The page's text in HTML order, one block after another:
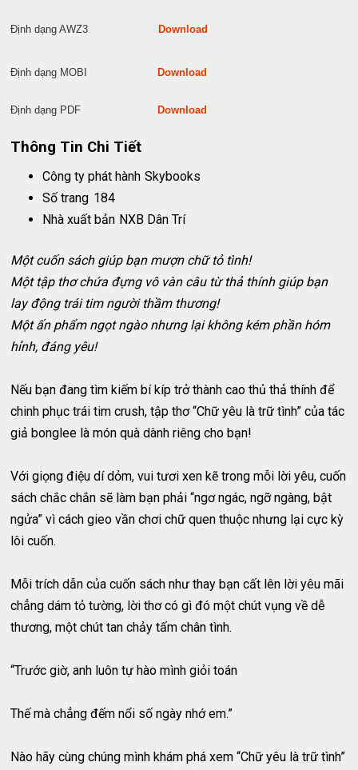
Định dạng AWZ3 Download
Định dạng MOBI Download
Định dạng PDF Download
Thông Tin Chi Tiết
Công ty phát hành Skybooks
Số trang 184
Nhà xuất bản NXB Dân Trí
Một cuốn sách giúp bạn mượn chữ tỏ tình!
Một tập thơ chứa đựng vô vàn câu từ thả thính giúp bạn
lay động trái tim người thầm thương!
Một ấn phẩm ngọt ngào nhưng lại không kém phần hóm
hỉnh, đáng yêu!
Nếu bạn đang tìm kiếm bí kíp trở thành cao thủ thả thính để
chinh phục trái tim crush, tập thơ “Chữ yêu là trữ tình” của tác
giả bonglee là món quà dành riêng cho bạn!
Với giọng điệu dí dỏm, vui tươi xen kẽ trong mỗi lời yêu, cuốn
sách chắc chắn sẽ làm bạn phải “ngơ ngác, ngỡ ngàng, bật
ngửa” vì cách gieo vần chơi chữ quen thuộc nhưng lại cực kỳ
lôi cuốn.
Mỗi trích dẫn của cuốn sách như thay bạn cất lên lời yêu mãi
chẳng dám tỏ tường, lời thơ có gì đó một chút vụng về dễ
thương, một chút tan chảy tấm chân tình.
“Trước giờ, anh luôn tự hào mình giỏi toán
Thế mà chẳng đếm nổi số ngày nhớ em.”
Nào hãy cùng chúng mình khám phá xem “Chữ yêu là trữ tình”